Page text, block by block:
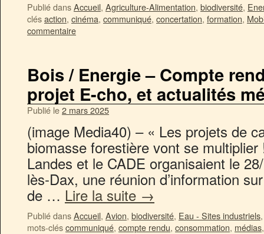
Publié dansAccueil, Agriculture-Alimentation, biodiversité,
clésaction, cinéma, communiqué, concertation, formation,
commentaire
Bois / Energie – Compte
projet E-cho, et actualités
Publié le2 mars 2025
(image Media40) – « Les projets de
biomasse forestière vont se
Landes et le CADE organisaient le
lès-Dax, une réunion d’information
de … Lire la suite →
Publié dansAccueil, Avion, biodiversité, Eau - Sites industriels
mots-cléscommuniqué, compte rendu, consommation, médias